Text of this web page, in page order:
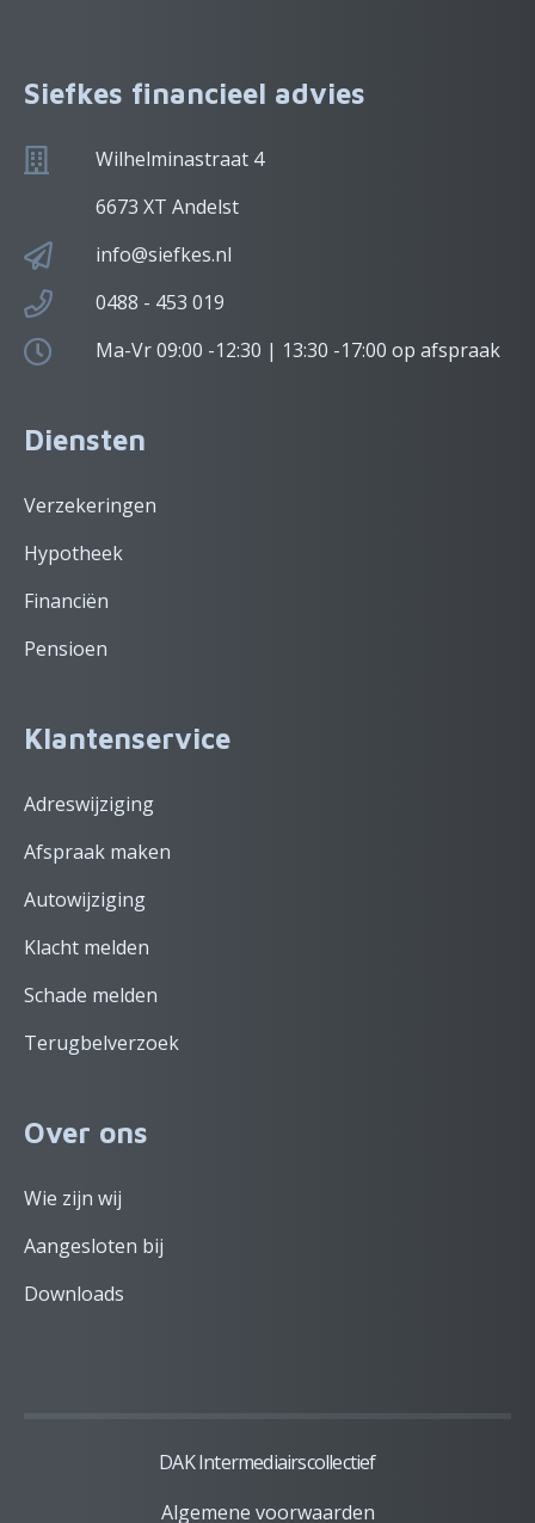
Siefkes financieel advies
Wilhelminastraat 4
6673 XT Andelst
info@siefkes.nl
0488 - 453 019
Ma-Vr 09:00 -12:30 | 13:30 -17:00 op afspraak
Diensten
Verzekeringen
Hypotheek
Financiën
Pensioen
Klantenservice
Adreswijziging
Afspraak maken
Autowijziging
Klacht melden
Schade melden
Terugbelverzoek
Over ons
Wie zijn wij
Aangesloten bij
Downloads
DAK Intermediairscollectief
Algemene voorwaarden